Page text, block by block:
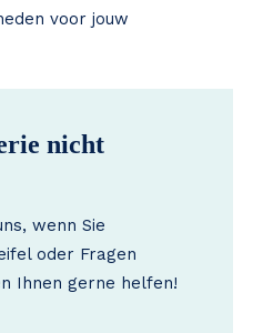
voor jouw
nicht
wenn Sie
oder Fragen
Ihnen gerne helfen!